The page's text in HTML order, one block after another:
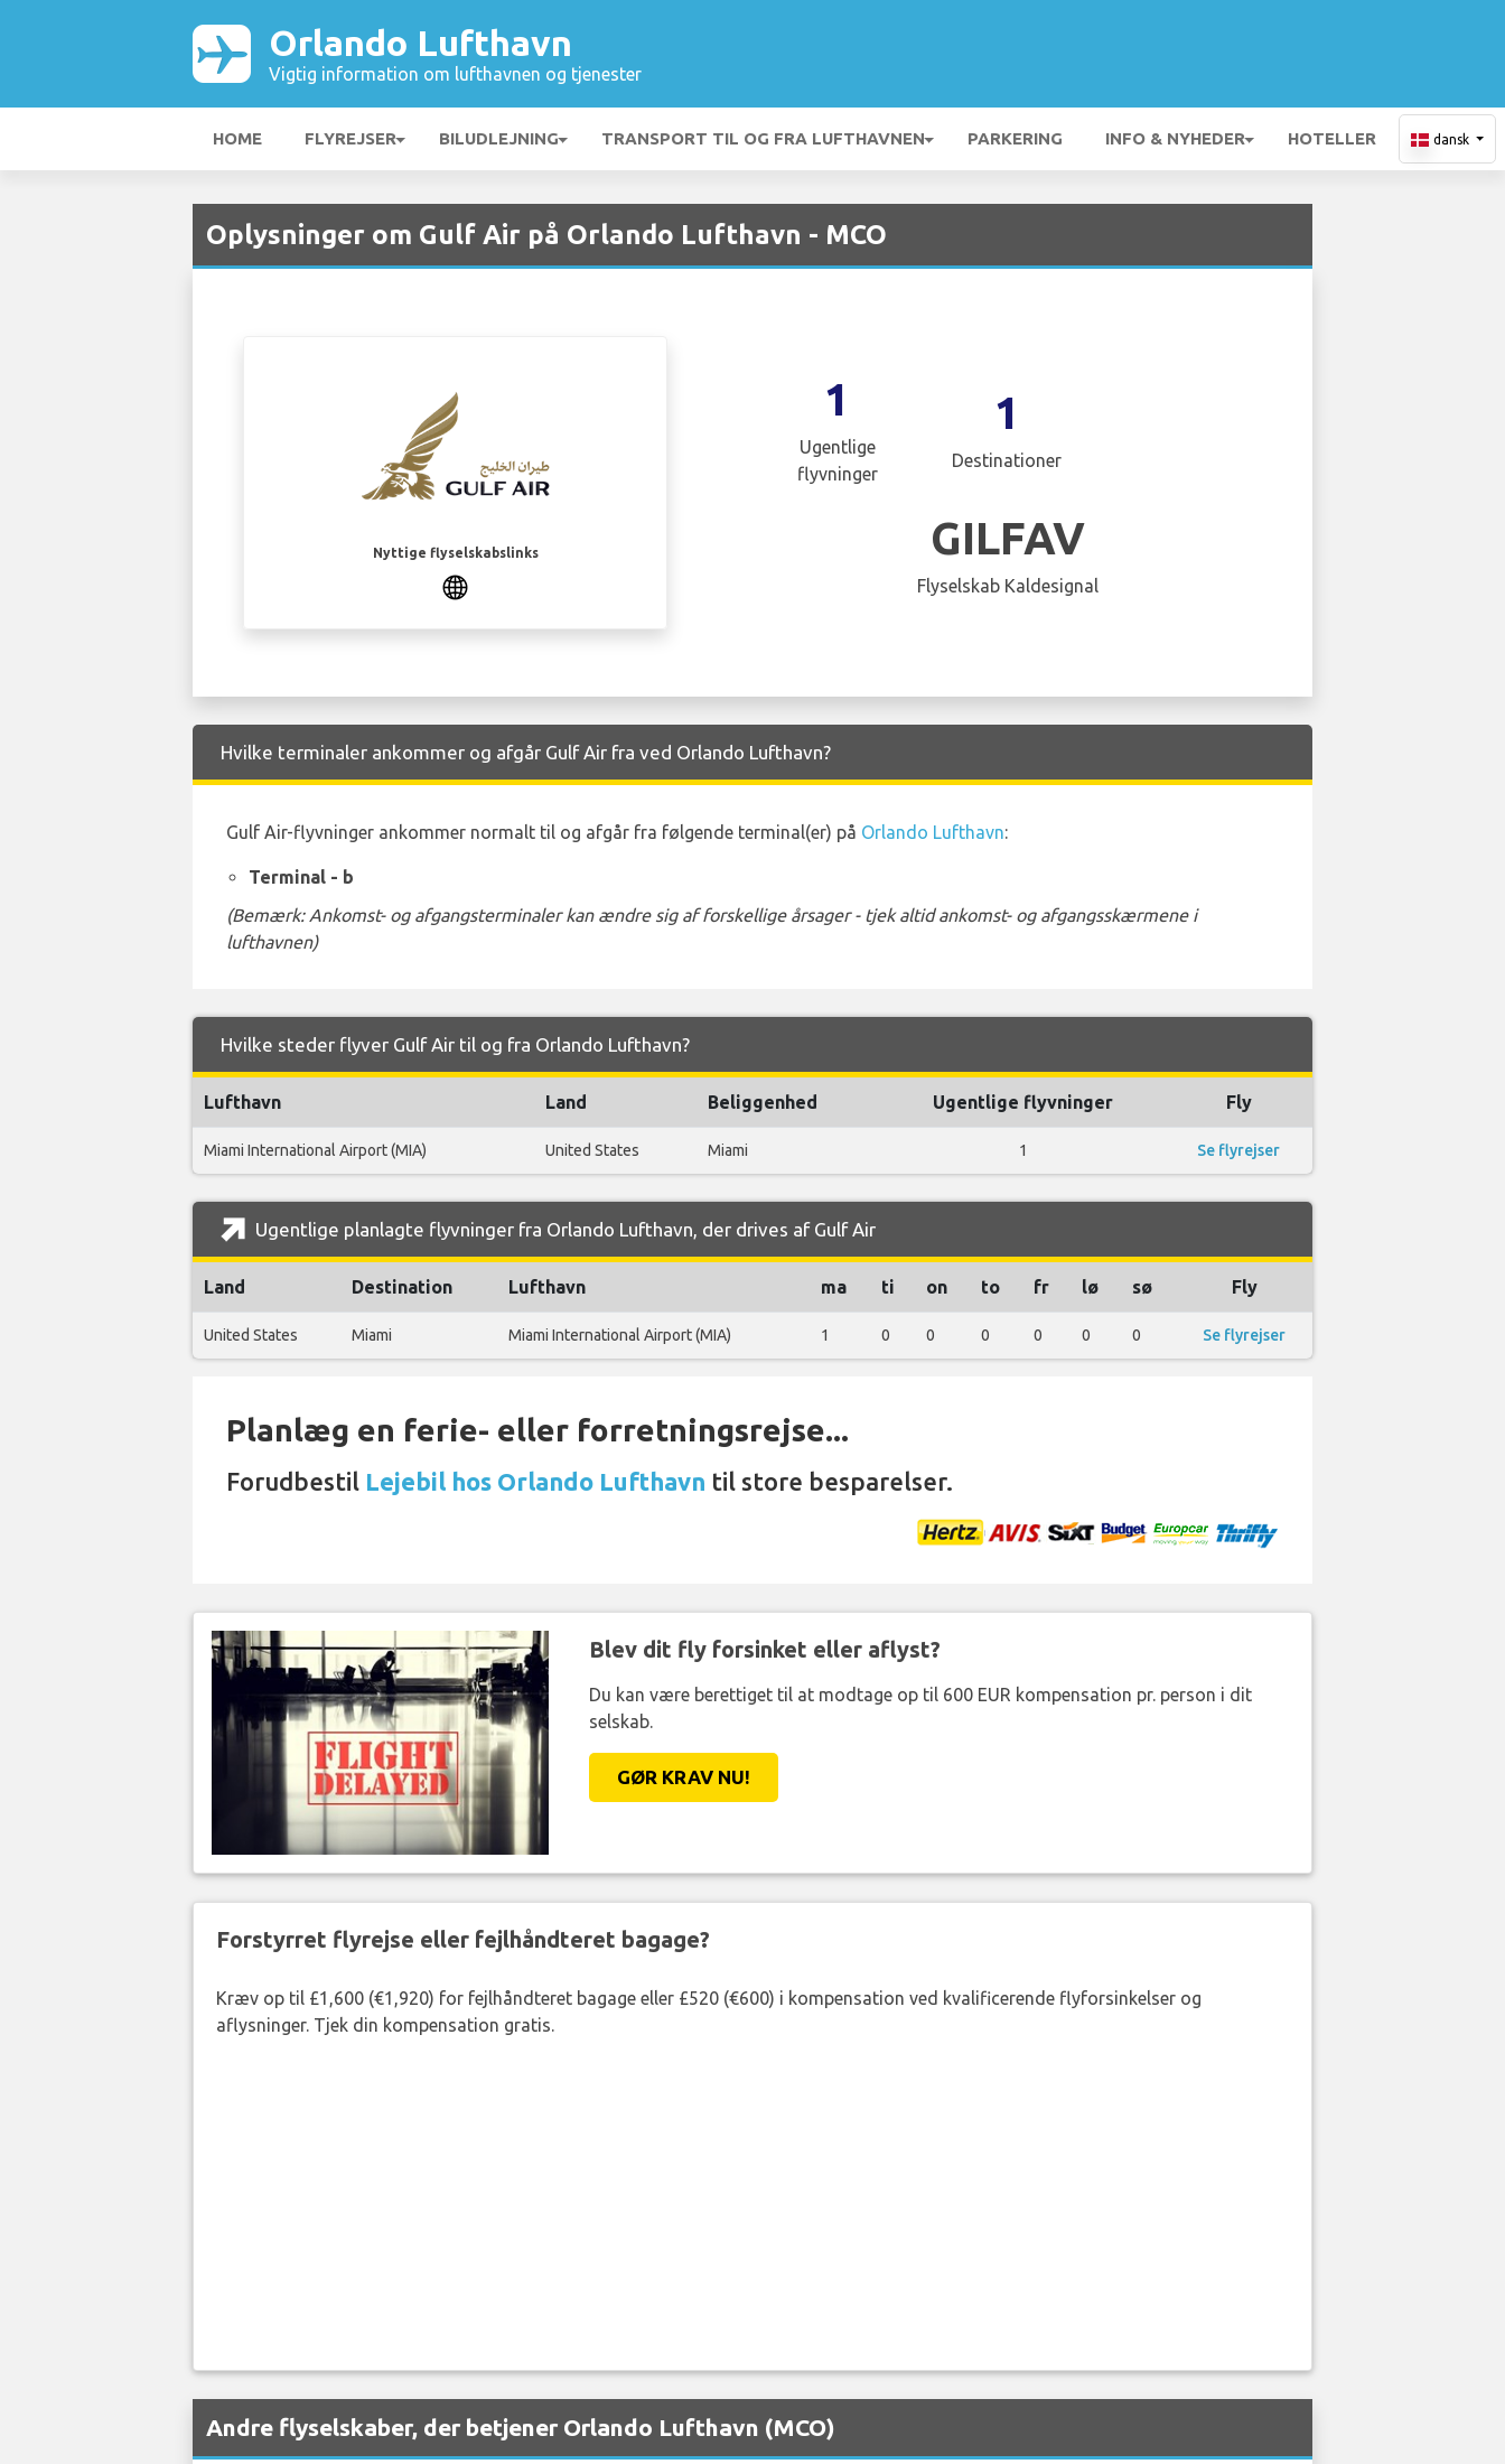
Orlando Lufthavn
Vigtig information om lufthavnen og tjenester
HOME FLYREJSER BILUDLEJNING TRANSPORT TIL OG FRA LUFTHAVNEN PARKERING INFO & NYHEDER HOTELLER dansk
Oplysninger om Gulf Air på Orlando Lufthavn - MCO
Nyttige flyselskabslinks
1
Ugentlige
flyvninger
1
Destinationer
GILFAV
Flyselskab Kaldesignal
Hvilke terminaler ankommer og afgår Gulf Air fra ved Orlando Lufthavn?
Gulf Air-flyvninger ankommer normalt til og afgår fra følgende terminal(er) på Orlando Lufthavn:
Terminal - b
(Bemærk: Ankomst- og afgangsterminaler kan ændre sig af forskellige årsager - tjek altid ankomst- og afgangsskærmene i
lufthavnen)
Hvilke steder flyver Gulf Air til og fra Orlando Lufthavn?
Lufthavn Land Beliggenhed Ugentlige flyvninger Fly
Miami International Airport (MIA) United States Miami 1 Se flyrejser
Ugentlige planlagte flyvninger fra Orlando Lufthavn, der drives af Gulf Air
Land Destination Lufthavn ma ti on to fr lø sø Fly
United States Miami Miami International Airport (MIA) 1 0 0 0 0 0 0 Se flyrejser
Planlæg en ferie- eller forretningsrejse...
Forudbestil Lejebil hos Orlando Lufthavn til store besparelser.
Blev dit fly forsinket eller aflyst?
Du kan være berettiget til at modtage op til 600 EUR kompensation pr. person i dit
selskab.
GØR KRAV NU!
Forstyrret flyrejse eller fejlhåndteret bagage?
Kræv op til £1,600 (€1,920) for fejlhåndteret bagage eller £520 (€600) i kompensation ved kvalificerende flyforsinkelser og
aflysninger. Tjek din kompensation gratis.
Andre flyselskaber, der betjener Orlando Lufthavn (MCO)